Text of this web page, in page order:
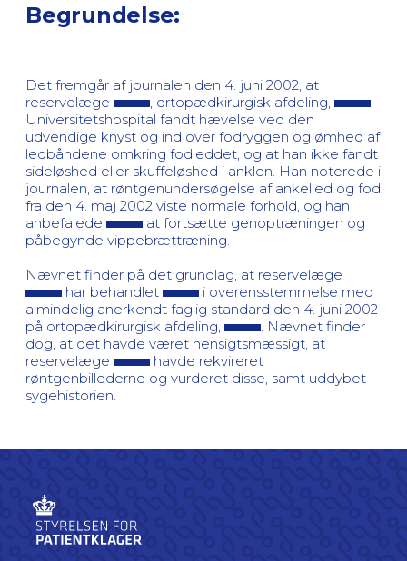
Begrundelse:
Det fremgår af journalen den 4. juni 2002, at
reservelæge
, ortopædkirurgisk afdeling,
Universitetshospital fandt hævelse ved den
udvendige knyst og ind over fodryggen og ømhed af
ledbåndene omkring fodleddet, og at han ikke fandt
sideløshed eller skuffeløshed i anklen. Han noterede i
journalen, at røntgenundersøgelse af ankelled og fod
fra den 4. maj 2002 viste normale forhold, og han
anbefalede
at fortsætte genoptræningen og
påbegynde vippebrættræning.
Nævnet finder på det grundlag, at reservelæge
har behandlet
i overensstemmelse med
almindelig anerkendt faglig standard den 4. juni 2002
på ortopædkirurgisk afdeling,
. Nævnet finder
dog, at det havde været hensigtsmæssigt, at
reservelæge
havde rekvireret
røntgenbillederne og vurderet disse, samt uddybet
sygehistorien.